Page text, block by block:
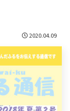
2020.04.09